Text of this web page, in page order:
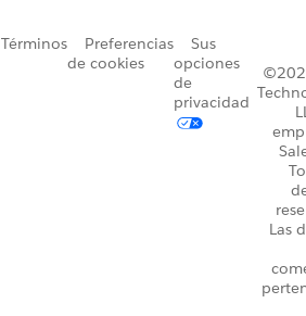
Términos
Preferencias
de cookies
Sus
opciones
de
privacidad
Las